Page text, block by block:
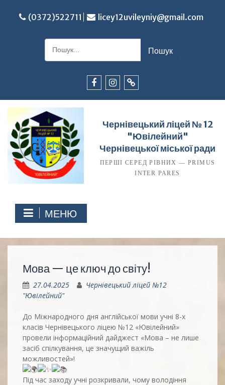
(0372)522711 licey12uvileyniy@gmail.com
Шукати:
Чернівецький ліцей № 12
"Ювілейний"
Чернівецької міської ради
ПЕРШІ СЕРЕД РІВНИХ — PRIMUS
INTER PARES
МЕНЮ
Мова — це ключ до світу!
27.04.2025
Чернівецький ліцей №12
"Ювілейний"
До Міжнародного дня англійської мови учні 8-х
класів Чернівецького ліцею №12 «Ювілейний»
провели інформаційний дайджест «Мова – не лише
засіб спілкування, це значущий важіль
можливостей»!
Під час заходу учні розкривали, чому володіння